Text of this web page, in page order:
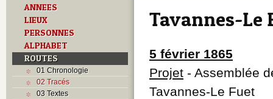
ANNEES
LIEUX
PERSONNES
ALPHABET
ROUTES
01 Chronologie
02 Tracés
03 Textes
Tavannes-Le
5 février 1865
Projet - Assemblée
Tavannes-Le Fuet